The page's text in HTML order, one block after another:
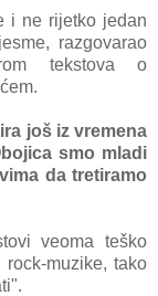
i ne rijetko jedan
razgovarao
tekstova o
još iz vremena
smo mladi
da tretiramo
veoma teško
muzike, tako